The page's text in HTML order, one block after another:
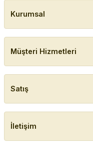
Kurumsal
Müşteri Hizmetleri
Satış
İletişim